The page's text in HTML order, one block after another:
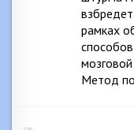
рамках
Метод